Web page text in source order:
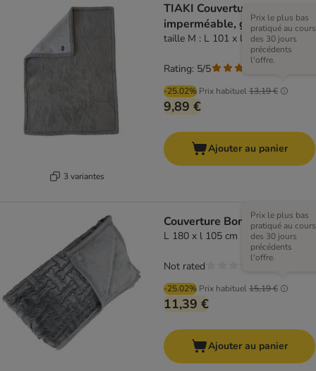
3 variantes
TIAKI Couverture
imperméable, grise
taille M : L 101 x l 73 cm
-25.02% Prix habituel13,19 €
Prix le plus bas
pratiqué au cours
des 30 jours
précédents
l'offre.
9,89 €
Rating: 5/5
Ajouter au panier
Couverture Bones XXL
L 180 x l 105 cm
-25.02% Prix habituel15,19 €
Prix le plus bas
pratiqué au cours
des 30 jours
précédents
l'offre.
11,39 €
Not rated
Ajouter au panier